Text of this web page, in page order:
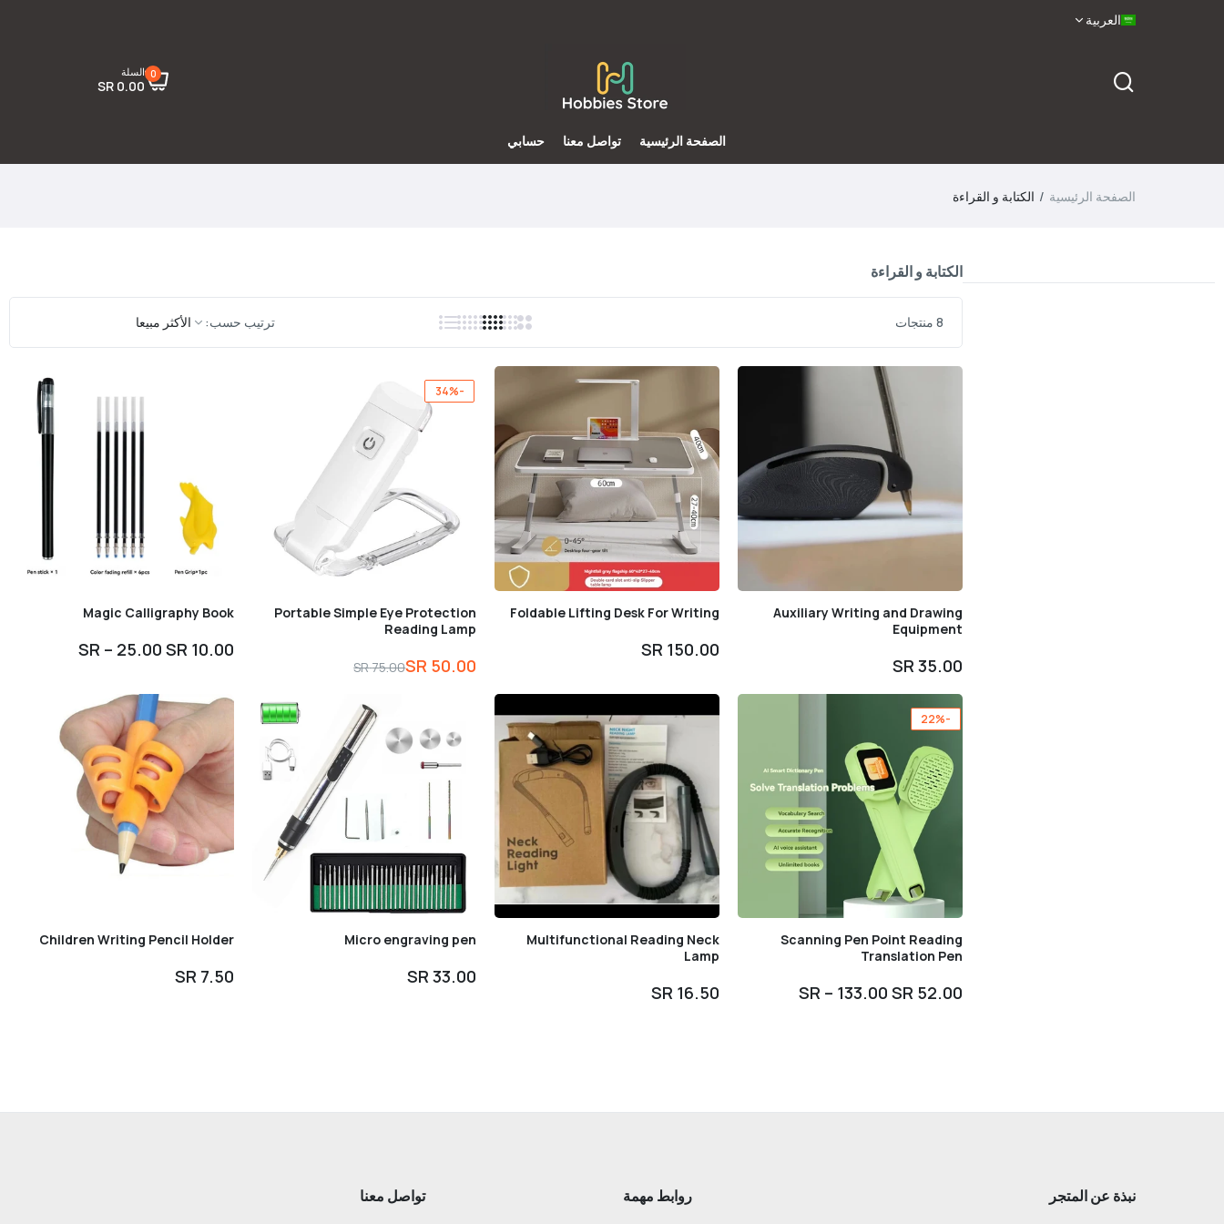
العربية
0 السلة
0.00 SR
الصفحة الرئيسية تواصل معنا حسابي
الصفحة الرئيسية الكتابة و القراءة
الكتابة و القراءة
8 منتجات ترتيب حسب:
Auxiliary Writing and Drawing
Equipment
35.00 SR
Foldable Lifting Desk For Writing
150.00 SR
-34%
Portable Simple Eye Protection
Reading Lamp
50.00 SR
75.00 SR
Magic Calligraphy Book
10.00 SR – 25.00 SR
-22%
Scanning Pen Point Reading
Translation Pen
52.00 SR – 133.00 SR
Multifunctional Reading Neck
Lamp
16.50 SR
Micro engraving pen
33.00 SR
أضف إلى السلة
Children Writing Pencil Holder
7.50 SR
نبذة عن المتجر روابط مهمة تواصل معنا